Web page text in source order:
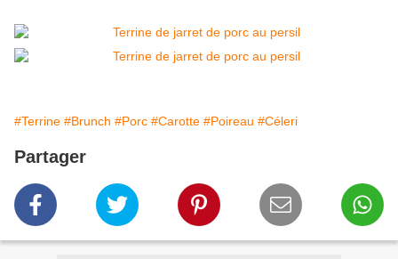
#Terrine #Brunch #Porc #Carotte #Poireau #Céleri
Partager